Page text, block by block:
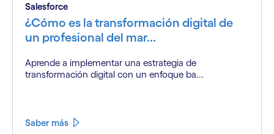
Salesforce
¿Cómo es la transformación digital de
un profesional del mar...
Aprende a implementar una estrategia de
transformación digital con un enfoque ba...
Saber más